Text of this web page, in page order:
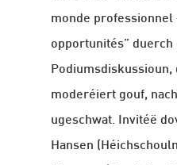
monde professionnel
opportunités” duerch
Podiumsdiskussioun,
moderéiert gouf,
ugeschwat. Invitéë
Hansen